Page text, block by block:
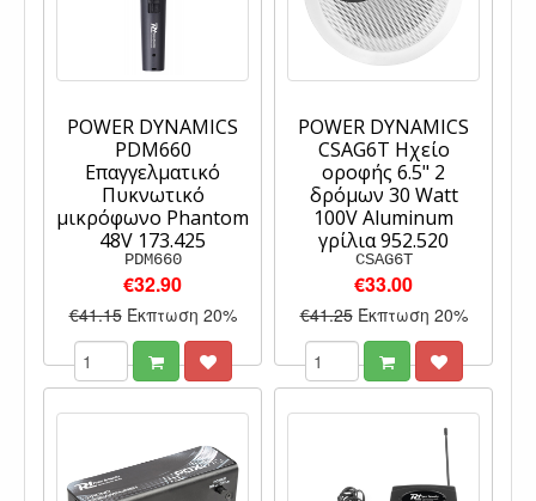
POWER DYNAMICS
PDM660
Επαγγελματικό
Πυκνωτικό
μικρόφωνο Phantom
48V 173.425
PDM660
€32.90
€41.15 Έκπτωση 20%
POWER DYNAMICS
CSAG6T Ηχείο
οροφής 6.5" 2
δρόμων 30 Watt
100V Aluminum
γρίλια 952.520
CSAG6T
€33.00
€41.25 Έκπτωση 20%